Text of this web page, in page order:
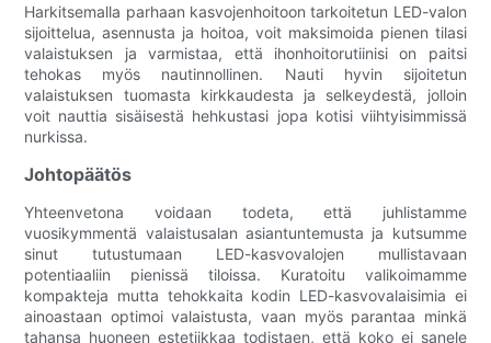
Harkitsemalla parhaan kasvojenhoitoon tarkoitetun LED-valon
sijoittelua, asennusta ja hoitoa, voit maksimoida pienen tilasi
valaistuksen ja varmistaa, että ihonhoitorutiinisi on paitsi
tehokas myös nautinnollinen. Nauti hyvin sijoitetun
valaistuksen tuomasta kirkkaudesta ja selkeydestä, jolloin
voit nauttia sisäisestä hehkustasi jopa kotisi viihtyisimmissä
nurkissa.
Johtopäätös
Yhteenvetona voidaan todeta, että juhlistamme
vuosikymmentä valaistusalan asiantuntemusta ja kutsumme
sinut tutustumaan LED-kasvovalojen mullistavaan
potentiaaliin pienissä tiloissa. Kuratoitu valikoimamme
kompakteja mutta tehokkaita kodin LED-kasvovalaisimia ei
ainoastaan ​​optimoi valaistusta, vaan myös parantaa minkä
tahansa huoneen estetiikkaa todistaen, että koko ei sanele